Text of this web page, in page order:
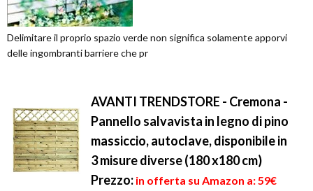
Delimitare il proprio spazio verde non significa solamente apporvi
delle ingombranti barriere che pr
AVANTI TRENDSTORE - Cremona -
Pannello salvavista in legno di pino
massiccio, autoclave, disponibile in
3 misure diverse (180 x180 cm)
Prezzo: in offerta su Amazon a: 59€